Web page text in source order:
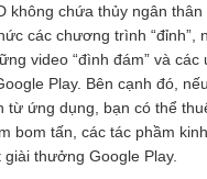
không chứa thủy ngân
các chương trình “đỉnh”,
video “đình đám” và các
Play. Bên cạnh đó,
từ ứng dụng, bạn có thể
bom tấn, các tác phầm
thưởng Google Play.